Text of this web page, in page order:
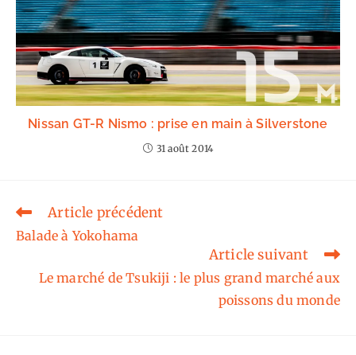
Nissan GT-R Nismo : prise en main à Silverstone
31 août 2014
Read
articles
Article précédent
Balade à Yokohama
Article suivant
Le marché de Tsukiji : le plus grand marché aux
poissons du monde